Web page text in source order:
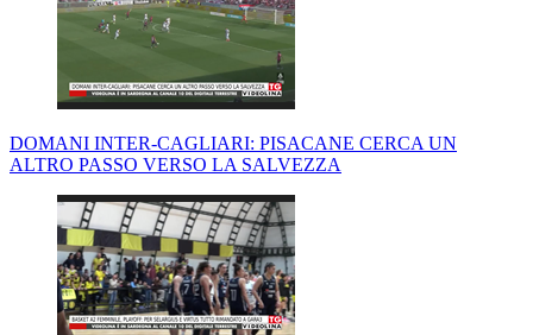
DOMANI INTER-CAGLIARI: PISACANE CERCA UN
ALTRO PASSO VERSO LA SALVEZZA